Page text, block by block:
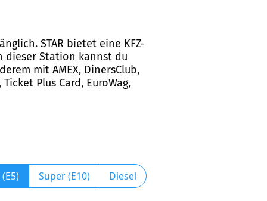
STAR bietet eine KFZ-
dieser Station kannst du
mit AMEX, DinersClub,
Plus Card, EuroWag,
Super (E10) Diesel